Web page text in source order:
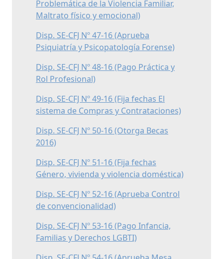
Problemática de la Violencia Familiar,
Maltrato físico y emocional)
Disp. SE-CFJ Nº 47-16 (Aprueba
Psiquiatría y Psicopatología Forense)
Disp. SE-CFJ Nº 48-16 (Pago Práctica y
Rol Profesional)
Disp. SE-CFJ Nº 49-16 (Fija fechas El
sistema de Compras y Contrataciones)
Disp. SE-CFJ Nº 50-16 (Otorga Becas
2016)
Disp. SE-CFJ Nº 51-16 (Fija fechas
Género, vivienda y violencia doméstica)
Disp. SE-CFJ Nº 52-16 (Aprueba Control
de convencionalidad)
Disp. SE-CFJ Nº 53-16 (Pago Infancia,
Familias y Derechos LGBTI)